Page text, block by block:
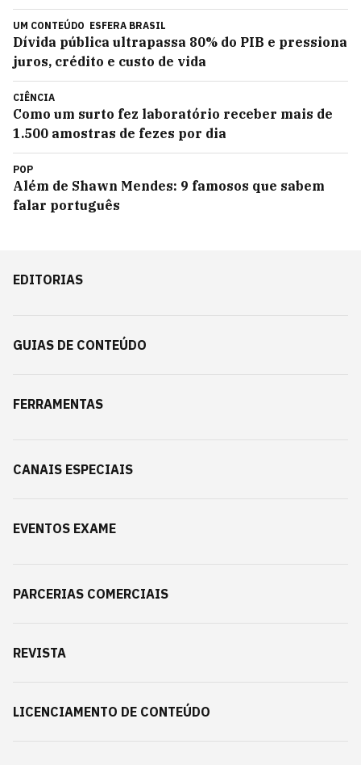
UM CONTEÚDO ESFERA BRASIL
Dívida pública ultrapassa 80% do PIB e pressiona
juros, crédito e custo de vida
CIÊNCIA
Como um surto fez laboratório receber mais de
1.500 amostras de fezes por dia
POP
Além de Shawn Mendes: 9 famosos que sabem
falar português
EDITORIAS
GUIAS DE CONTEÚDO
FERRAMENTAS
CANAIS ESPECIAIS
EVENTOS EXAME
PARCERIAS COMERCIAIS
REVISTA
LICENCIAMENTO DE CONTEÚDO